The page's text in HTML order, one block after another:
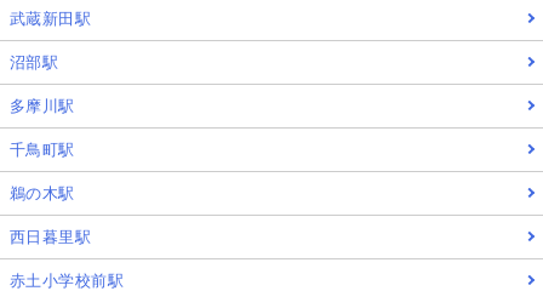
武蔵新田駅
沼部駅
多摩川駅
千鳥町駅
鵜の木駅
西日暮里駅
赤土小学校前駅